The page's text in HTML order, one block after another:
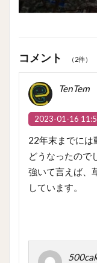
コメント （2件）
TenTem
2023-01-16
22年末までには
どうなったので
強いて言えば、
しています。